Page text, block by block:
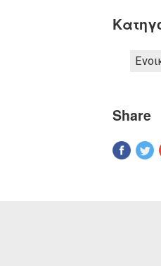
Share